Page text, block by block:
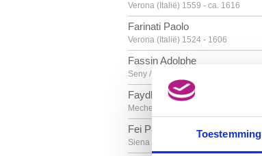
Toestemming
Verona (Italië) 1559 - ca. 1616
Farinati Paolo
Verona (Italië) 1524 - 1606
Fassin Adolphe
Seny / Luik 1828 - Brussel 1900
Faydherbe Lucas
Mechelen 1617 - 1697
Fei Paolo di Giovanni
Siena (Italië) ca. 1340 - 1411